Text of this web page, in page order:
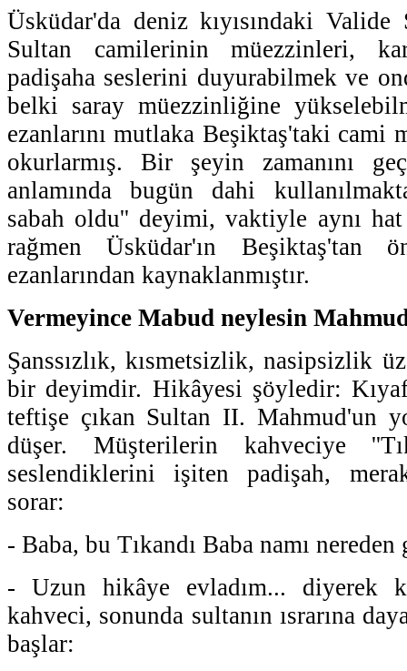
Üsküdar'da deniz kıyısındaki
Sultan camilerinin müezzinleri,
padişaha seslerini duyurabilmek ve
belki saray müezzinliğine
ezanlarını mutlaka Beşiktaş'taki cami
okurlarmış. Bir şeyin zamanını
anlamında bugün dahi
sabah oldu'' deyimi, vaktiyle aynı hat
rağmen Üsküdar'ın Beşiktaş'tan
ezanlarından kaynaklanmıştır.
Vermeyince Mabud neylesin
Şanssızlık, kısmetsizlik, nasipsizlik
bir deyimdir. Hikâyesi şöyledir:
teftişe çıkan Sultan II. Mahmud'un
düşer. Müşterilerin kahveciye
seslendiklerini işiten padişah,
sorar:
- Baba, bu Tıkandı Baba namı
- Uzun hikâye evladım... diyerek
kahveci, sonunda sultanın ısrarına
başlar: